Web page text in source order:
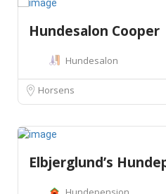
Hundesalon Cooper
Hundesalon
Horsens
Elbjerglund’s